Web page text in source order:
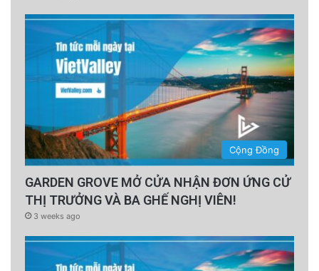
Cộng Đồng
GARDEN GROVE MỞ CỬA NHẬN ĐƠN ỨNG CỬ
THỊ TRƯỞNG VÀ BA GHẾ NGHỊ VIÊN!
3 weeks ago